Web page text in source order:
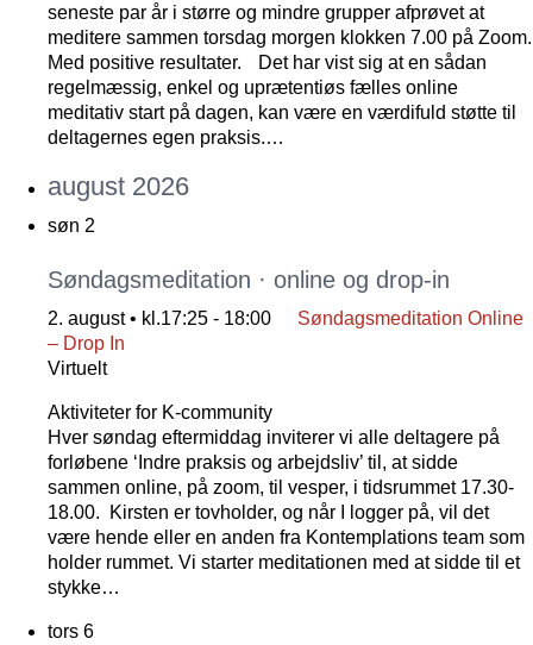
seneste par år i større og mindre grupper afprøvet at
meditere sammen torsdag morgen klokken 7.00 på Zoom.
Med positive resultater. Det har vist sig at en sådan
regelmæssig, enkel og uprætentiøs fælles online
meditativ start på dagen, kan være en værdifuld støtte til
deltagernes egen praksis.…
august 2026
søn 2
Søndagsmeditation · online og drop-in
2. august • kl.17:25 - 18:00
Søndagsmeditation Online
– Drop In
Virtuelt
Aktiviteter for K-community
Hver søndag eftermiddag inviterer vi alle deltagere på
forløbene ‘Indre praksis og arbejdsliv’ til, at sidde
sammen online, på zoom, til vesper, i tidsrummet 17.30-
18.00. Kirsten er tovholder, og når I logger på, vil det
være hende eller en anden fra Kontemplations team som
holder rummet. Vi starter meditationen med at sidde til et
stykke…
tors 6